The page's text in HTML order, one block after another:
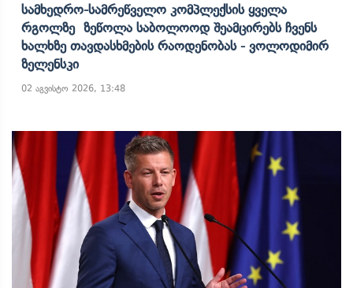
Სამხედრო-Სამრეწველო Კომპლექსის Ყველა
Რგოლზე Ზეწოლა Საბოლოოდ Შეამცირებს Ჩვენს
Ხალხზე Თავდასხმების Რაოდენობას - Ვოლოდიმირ
Ზელენსკი
02 აგვისტო 2026, 13:48